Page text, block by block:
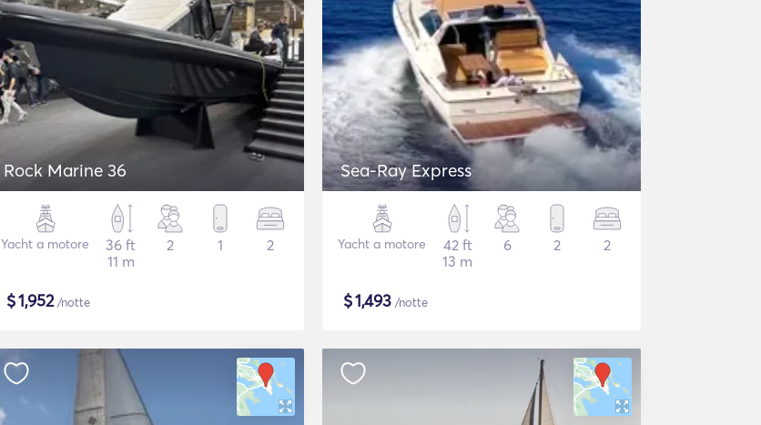
Rock Marine 36
Yacht a motore
36 ft
11 m
2 1 2
$1,952/notte
Sea-Ray Express
Yacht a motore
42 ft
13 m
6 2 2
$1,493 /notte